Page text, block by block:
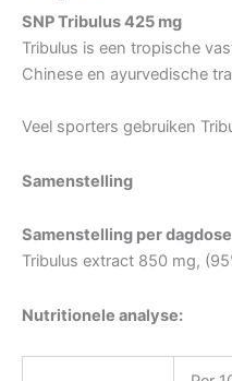
SNP Tribulus 425 mg
Tribulus is een tropische
Chinese en ayurvedische
Veel sporters gebruiken
Samenstelling
Samenstelling per
Tribulus extract 850 mg,
Nutritionele analyse: